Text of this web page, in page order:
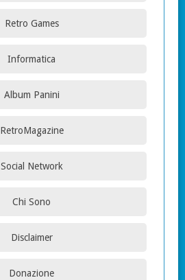
Retro Games
Informatica
Album Panini
RetroMagazine
Social Network
Chi Sono
Disclaimer
Donazione